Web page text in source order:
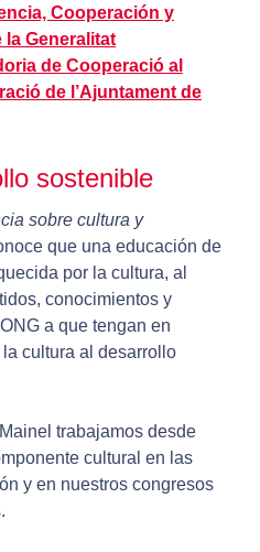
Cooperación y
la Generalitat
de Cooperació al
de l’Ajuntament de
sostenible
sobre cultura y
que una educación de
por la cultura, al
conocimientos y
a que tengan en
cultura al desarrollo
trabajamos desde
cultural en las
y en nuestros congresos